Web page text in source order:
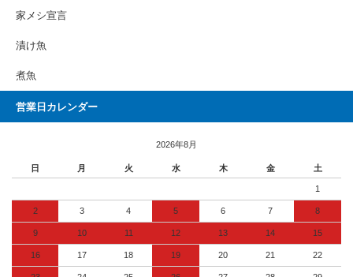
家メシ宣言
漬け魚
煮魚
営業日カレンダー
2026年8月
日 月 火 水 木 金 土
1
2 3 4 5 6 7 8
9 10 11 12 13 14 15
16 17 18 19 20 21 22